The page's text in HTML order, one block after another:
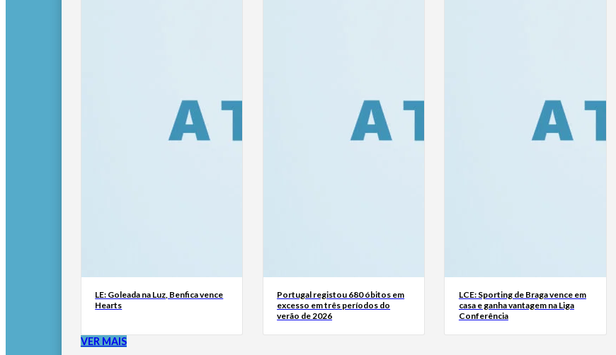
LE: Goleada na Luz, Benfica vence
Hearts
Portugal registou 680 óbitos em
excesso em três períodos do
verão de 2026
LCE: Sporting de Braga vence em
casa e ganha vantagem na Liga
Conferência
VER MAIS